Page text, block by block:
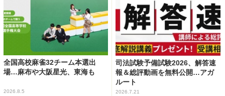
全国高校麻雀32チーム本選出
場…麻布や大阪星光、東海も
2026.8.5
司法試験予備試験2026、解答速
報＆総評動画を無料公開…アガ
ルート
2026.7.21